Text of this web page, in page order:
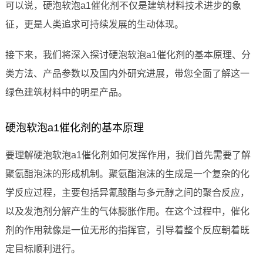
可以说，硬泡软泡a1催化剂不仅是建筑材料技术进步的象
征，更是人类追求可持续发展的生动体现。
接下来，我们将深入探讨硬泡软泡a1催化剂的基本原理、分
类方法、产品参数以及国内外研究进展，带您全面了解这一
绿色建筑材料中的明星产品。
硬泡软泡a1催化剂的基本原理
要理解硬泡软泡a1催化剂如何发挥作用，我们首先需要了解
聚氨酯泡沫的形成机制。聚氨酯泡沫的生成是一个复杂的化
学反应过程，主要包括异氰酸酯与多元醇之间的聚合反应，
以及发泡剂分解产生的气体膨胀作用。在这个过程中，催化
剂的作用就像是一位无形的指挥官，引导着整个反应朝着既
定目标顺利进行。